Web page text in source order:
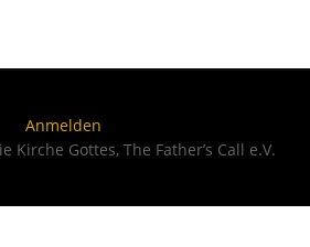
Anmelden
Kirche Gottes, The Father’s Call e.V.